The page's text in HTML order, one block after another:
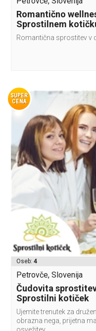
Romantično
Sprostilnem
Romantična sprostitev v
SUPER
CENA
Oseb:4
Petrovče, Slovenija
Čudovita
Sprostilni kotiček
Ujemite trenutek za
obrazna nega, prijetna
osvežitev.